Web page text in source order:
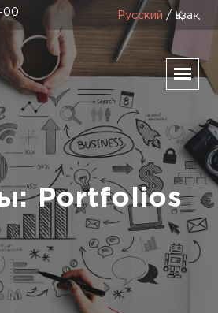
00 Русский / Қазақ
Portfolios